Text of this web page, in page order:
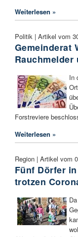
Weiterlesen »
Politik | Artikel vom
Gemeinderat
In
Forstreviere
Weiterlesen »
Region | Artikel vom
Fünf Dörfer
trotzen